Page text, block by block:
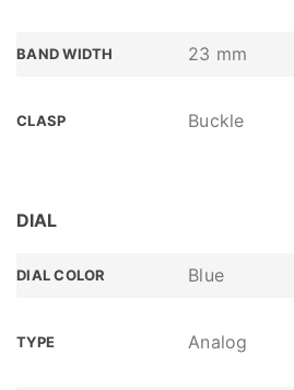
BAND WIDTH 23 mm
CLASP Buckle
DIAL
DIAL COLOR Blue
TYPE Analog